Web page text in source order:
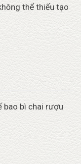
thể thiếu tạo
bao bì chai rượu